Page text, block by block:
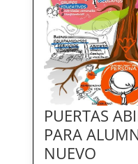
PUERTAS
PARA
NUEVO